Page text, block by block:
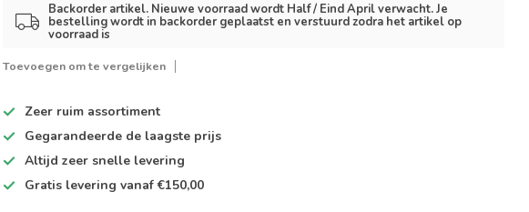
Backorder artikel. Nieuwe voorraad wordt Half / Eind April verwacht. Je
bestelling wordt in backorder geplaatst en verstuurd zodra het artikel op
voorraad is
Toevoegen om te vergelijken
Zeer ruim assortiment
Gegarandeerde de laagste prijs
Altijdzeer snelle levering
Gratis levering vanaf €150,00